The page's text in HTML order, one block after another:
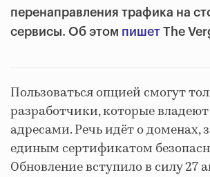
перенаправления трафика на
сервисы. Об этом пишет The
Пользоваться опцией смогут
разработчики, которые
адресами. Речь идёт о
единым сертификатом
Обновление вступило в силу 27